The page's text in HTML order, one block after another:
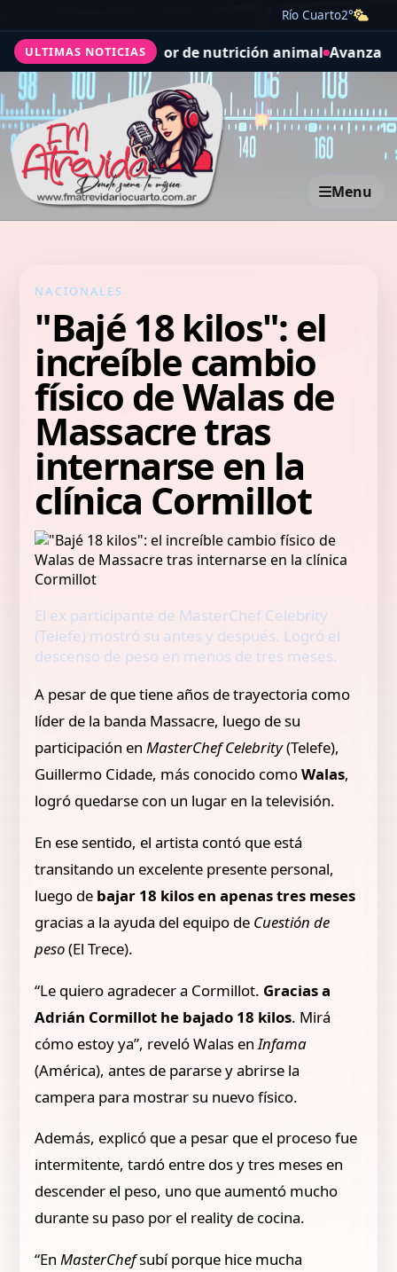
Río Cuarto2°
ULTIMAS NOTICIAS
del sector de nutrición animal Avanza el
Menu
NACIONALES
"Bajé 18 kilos": el
increíble cambio
físico de Walas de
Massacre tras
internarse en la
clínica Cormillot
El ex participante de MasterChef Celebrity
(Telefe) mostró su antes y después. Logró el
descenso de peso en menos de tres meses.
A pesar de que tiene años de trayectoria como
líder de la banda Massacre, luego de su
participación enMasterChef Celebrity(Telefe),
Guillermo Cidade, más conocido comoWalas,
logró quedarse con un lugar en la televisión.
En ese sentido, el artista contó que está
transitando un excelente presente personal,
luego de bajar 18 kilos en apenas tres meses
gracias a la ayuda del equipo de Cuestión de
peso(El Trece).
“Le quiero agradecer a Cormillot. Gracias a
Adrián Cormillot he bajado 18 kilos. Mirá
cómo estoy ya”, reveló Walas en Infama
(América), antes de pararse y abrirse la
campera para mostrar su nuevo físico.
Además, explicó que a pesar que el proceso fue
intermitente, tardó entre dos y tres meses en
descender el peso, uno que aumentó mucho
durante su paso por el reality de cocina.
“En MasterChefsubí porque hice mucha